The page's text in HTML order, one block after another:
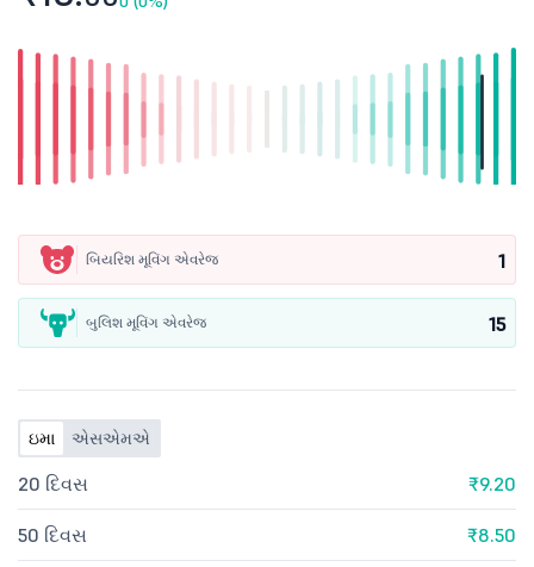
બિયરિશ મૂવિંગ એવરેજ 1
બુલિશ મૂવિંગ એવરેજ 15
ઇમા એસએમએ
20 દિવસ ₹9.20
50 દિવસ ₹8.50